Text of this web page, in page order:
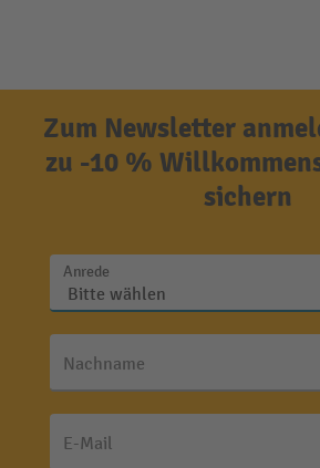
Zum Newsletter
zu -10 %
sichern
Anrede
Nachname
E-Mail